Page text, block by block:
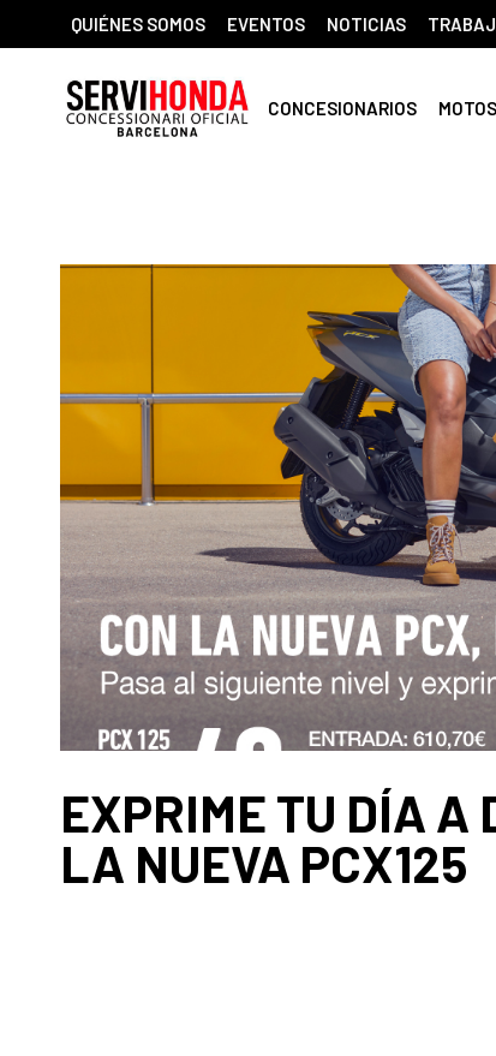
QUIÉNES SOMOS EVENTOS NOTICIAS
CONCESIONARIOS
EXPRIME TU DÍA A
LA NUEVA PCX125